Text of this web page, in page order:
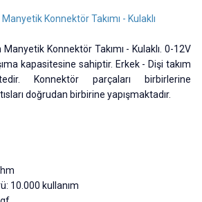
Konnektör Takımı - Kulaklı
Konnektör Takımı - Kulaklı. 0-12V
kapasitesine sahiptir. Erkek - Dişi takım
Konnektör parçaları birbirlerine
doğrudan birbirine yapışmaktadır.
10.000 kullanım